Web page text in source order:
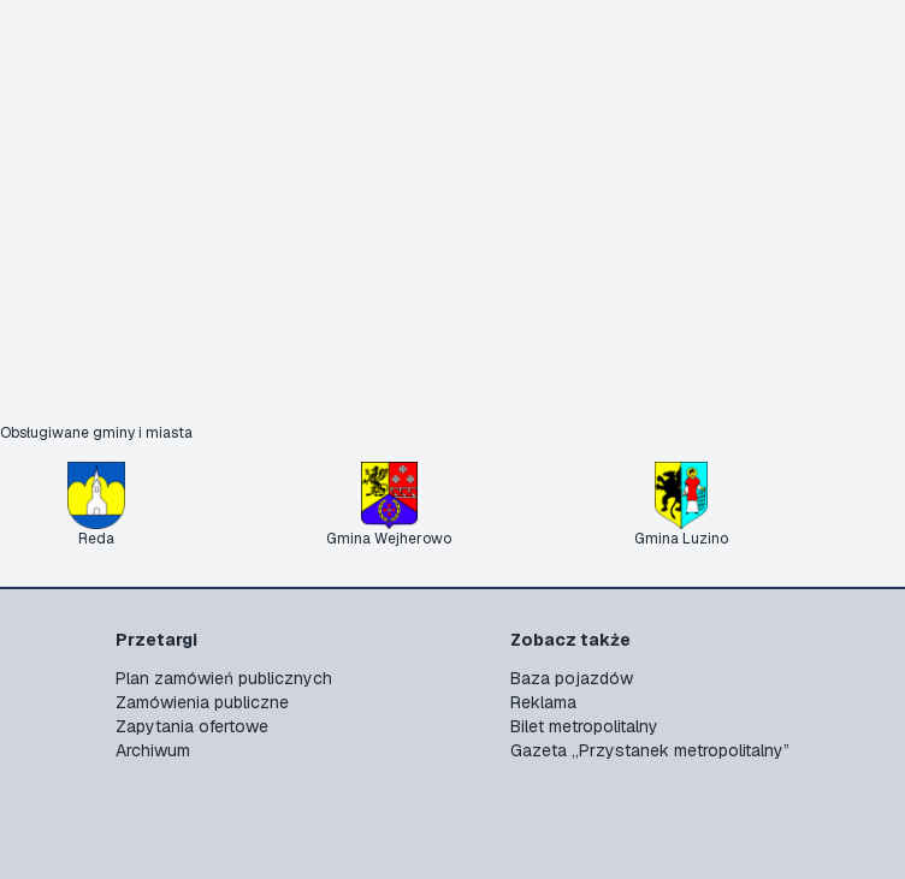
Obsługiwane gminy i miasta
Reda Gmina Wejherowo Gmina Luzino
Przetargi
Plan zamówień publicznych
Zamówienia publiczne
Zapytania ofertowe
Archiwum
Zobacz także
Baza pojazdów
Reklama
Bilet metropolitalny
Gazeta „Przystanek metropolitalny”